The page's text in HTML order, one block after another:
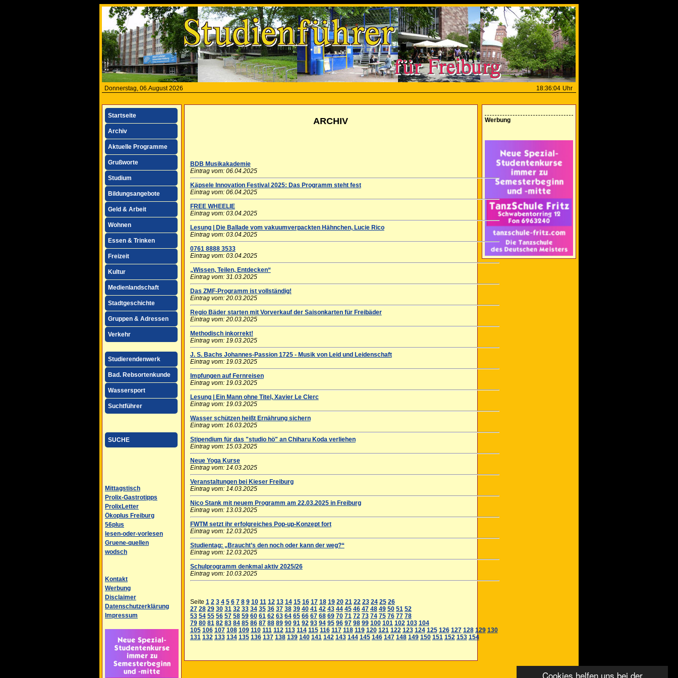
Cookies helfen uns bei der
Donnerstag, 06.August 2026 18:36:04 Uhr
Startseite
Archiv
Aktuelle Programme
Grußworte
Studium
Bildungsangebote
Geld & Arbeit
Wohnen
Essen & Trinken
Freizeit
Kultur
Medienlandschaft
Stadtgeschichte
Gruppen & Adressen
Verkehr
Studierendenwerk
Bad. Rebsortenkunde
Wassersport
Suchtführer
SUCHE
Mittagstisch
Prolix-Gastrotipps
ProlixLetter
Ökoplus Freiburg
56plus
lesen-oder-vorlesen
Gruene-quellen
wodsch
Kontakt
Werbung
Disclaimer
Datenschutzerklärung
Impressum
Werbung
ARCHIV
BDB Musikakademie
Eintrag vom: 06.04.2025
Käpsele Innovation Festival 2025: Das Programm steht fest
Eintrag vom: 06.04.2025
FREE WHEELIE
Eintrag vom: 03.04.2025
Lesung | Die Ballade vom vakuumverpackten Hähnchen, Lucie Rico
Eintrag vom: 03.04.2025
0761 8888 3533
Eintrag vom: 03.04.2025
„Wissen, Teilen, Entdecken“
Eintrag vom: 31.03.2025
Das ZMF-Programm ist vollständig!
Eintrag vom: 20.03.2025
Regio Bäder starten mit Vorverkauf der Saisonkarten für Freibäder
Eintrag vom: 20.03.2025
Methodisch inkorrekt!
Eintrag vom: 19.03.2025
J. S. Bachs Johannes-Passion 1725 - Musik von Leid und Leidenschaft
Eintrag vom: 19.03.2025
Impfungen auf Fernreisen
Eintrag vom: 19.03.2025
Lesung | Ein Mann ohne Titel, Xavier Le Clerc
Eintrag vom: 19.03.2025
Wasser schützen heißt Ernährung sichern
Eintrag vom: 16.03.2025
Stipendium für das "studio hö" an Chiharu Koda verliehen
Eintrag vom: 15.03.2025
Neue Yoga Kurse
Eintrag vom: 14.03.2025
Veranstaltungen bei Kieser Freiburg
Eintrag vom: 14.03.2025
Nico Stank mit neuem Programm am 22.03.2025 in Freiburg
Eintrag vom: 13.03.2025
FWTM setzt ihr erfolgreiches Pop-up-Konzept fort
Eintrag vom: 12.03.2025
Studientag: „Braucht’s den noch oder kann der weg?“
Eintrag vom: 12.03.2025
Schulprogramm denkmal aktiv 2025/26
Eintrag vom: 10.03.2025
Seite 1 2 3 4 5 6 7 8 9 10 11 12 13 14 15 16 17 18 19 20 21 22 23 24 25 26
27 28 29 30 31 32 33 34 35 36 37 38 39 40 41 42 43 44 45 46 47 48 49 50 51 52
53 54 55 56 57 58 59 60 61 62 63 64 65 66 67 68 69 70 71 72 73 74 75 76 77 78
79 80 81 82 83 84 85 86 87 88 89 90 91 92 93 94 95 96 97 98 99 100 101 102 103 104
105 106 107 108 109 110 111 112 113 114 115 116 117 118 119 120 121 122 123 124 125 126 127 128 129 130
131 132 133 134 135 136 137 138 139 140 141 142 143 144 145 146 147 148 149 150 151 152 153 154